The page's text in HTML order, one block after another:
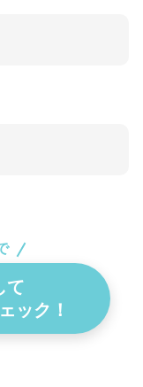
て
ック！